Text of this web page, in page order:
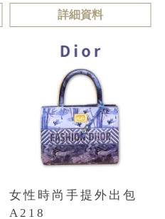
詳細資料
女性時尚手提外出包
A218